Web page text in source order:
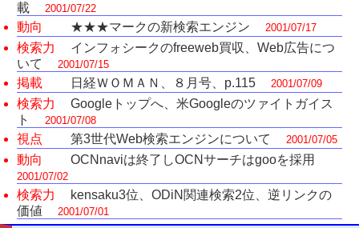
載
2001/07/22
動向 ★★★マークの新検索エンジン 2001/07/17
検索力
インフォシークのfreeweb買収、Web広告につ
いて
2001/07/15
掲載 日経ＷＯＭＡＮ、８月号、p.115 2001/07/09
検索力
Googleトップへ、米Googleのツァイトガイス
ト
2001/07/08
視点 第3世代Web検索エンジンについて 2001/07/05
動向 OCNnaviは終了しOCNサーチはgooを採用
2001/07/02
検索力
kensaku3位、ODiN関連検索2位、逆リンクの
価値
2001/07/01